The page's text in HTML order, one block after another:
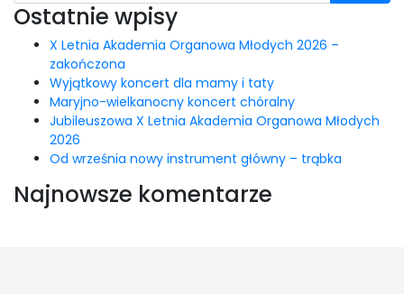
Ostatnie wpisy
X Letnia Akademia Organowa Młodych 2026 –
zakończona
Wyjątkowy koncert dla mamy i taty
Maryjno-wielkanocny koncert chóralny
Jubileuszowa X Letnia Akademia Organowa Młodych
2026
Od września nowy instrument główny – trąbka
Najnowsze komentarze